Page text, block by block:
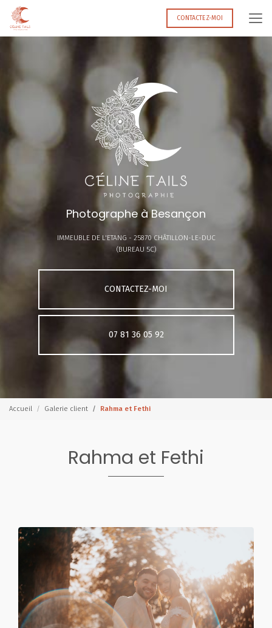
Aller
contenu
CONTACTEZ-MOI
Photographe à Besançon
IMMEUBLE DE L'ETANG - 25870 CHÂTILLON-LE-DUC
(BUREAU 5C)
CONTACTEZ-MOI
07 81 36 05 92
Accueil Galerie client Rahma et Fethi
Rahma et Fethi